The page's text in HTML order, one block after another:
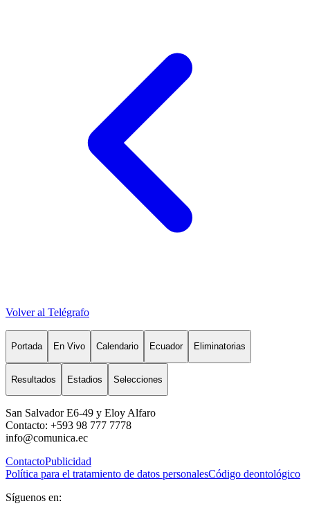
Volver al Telégrafo
Portada En Vivo Calendario Ecuador Eliminatorias
Resultados Estadios Selecciones
San Salvador E6-49 y Eloy Alfaro
Contacto: +593 98 777 7778
info@comunica.ec
ContactoPublicidad
Política para el tratamiento de datos personalesCódigo deontológico
Síguenos en: